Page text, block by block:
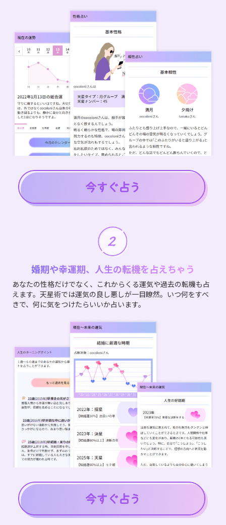
婚期や幸運期、人生の転機を占えちゃう
あなたの性格だけでなく、これからくる運気や過去の転機も占
えます。天星術では運気の良し悪しが一目瞭然。いつ何をすべ
きで、何に気をつけたらいいか占います。